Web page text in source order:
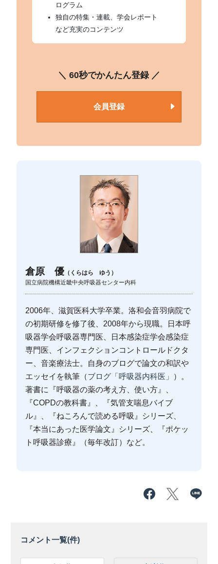
ログラム
独自の特集・連載、学会レポート
など充実のコンテンツ
＼ 60秒でかんたん登録 ／
会員登録
倉原 優 （くらはら ゆう）
国立病院機構近畿中央呼吸器センター内科
2006年、滋賀医科大学卒業。洛和会音羽病院で
の初期研修を修了後、2008年から現職。日本呼
吸器学会呼吸器専門医、日本感染症学会感染症
専門医、インフェクションコントロールドクタ
ー、音楽療法士。自身のブログで論文の和訳や
エッセイを執筆（ブログ「呼吸器内科医」 ）。
著書に『呼吸器の薬の考え方、使い方』、
『COPDの教科書』、『気管支喘息バイブ
ル』、『ねころんで読める呼吸』シリーズ、
『本当にあった医学論文』シリーズ、『ポケッ
ト呼吸器診療』（毎年改訂）など。
コメント一覧(件)